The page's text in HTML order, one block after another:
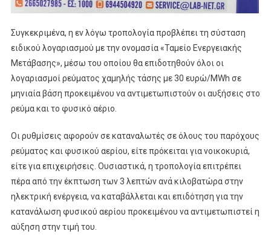
Συγκεκριμένα, η εν λόγω τροπολογία προβλέπει τη σύσταση
ειδικού λογαριασμού με την ονομασία «Ταμείο Ενεργειακής
Μετάβασης», μέσω του οποίου θα επιδοτηθούν όλοι οι
λογαριασμοί ρεύματος χαμηλής τάσης με 30 ευρώ/MWh σε
μηνιαία βάση προκειμένου να αντιμετωπιστούν οι αυξήσεις στο
ρεύμα και το φυσικό αέριο.
Οι ρυθμίσεις αφορούν σε καταναλωτές σε όλους του παρόχους
ρεύματος και φυσικού αερίου, είτε πρόκειται για νοικοκυριά,
είτε για επιχειρήσεις. Ουσιαστικά, η τροπολογία επιτρέπει
πέρα από την έκπτωση των 3 λεπτών ανά κιλοβατώρα στην
ηλεκτρική ενέργεια, να καταβάλλεται και επιδότηση για την
κατανάλωση φυσικού αερίου προκειμένου να αντιμετωπιστεί η
αύξηση στην τιμή του.